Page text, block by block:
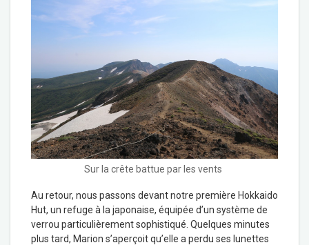
Sur la crête battue par les vents
Au retour, nous passons devant notre première Hokkaido
Hut, un refuge à la japonaise, équipée d’un système de
verrou particulièrement sophistiqué. Quelques minutes
plus tard, Marion s’aperçoit qu’elle a perdu ses lunettes